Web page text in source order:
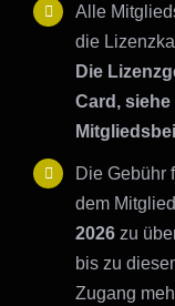
Alle
die
Die
Card,
Die Gebühr
dem
2026 zu
bis zu
Zugang